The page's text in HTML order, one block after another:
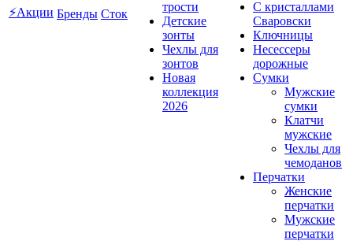
⚡Акции Бренды Сток
трости
Детские
зонты
Чехлы для
зонтов
Новая
коллекция
2026
C кристаллами
Сваровски
Ключницы
Несессеры
дорожные
Сумки
Мужские
сумки
Клатчи
мужские
Чехлы для
чемоданов
Перчатки
Женские
перчатки
Мужские
перчатки